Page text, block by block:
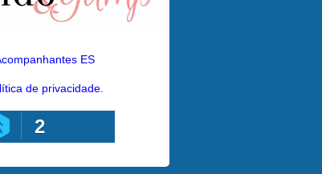
ES
de privacidade.
2